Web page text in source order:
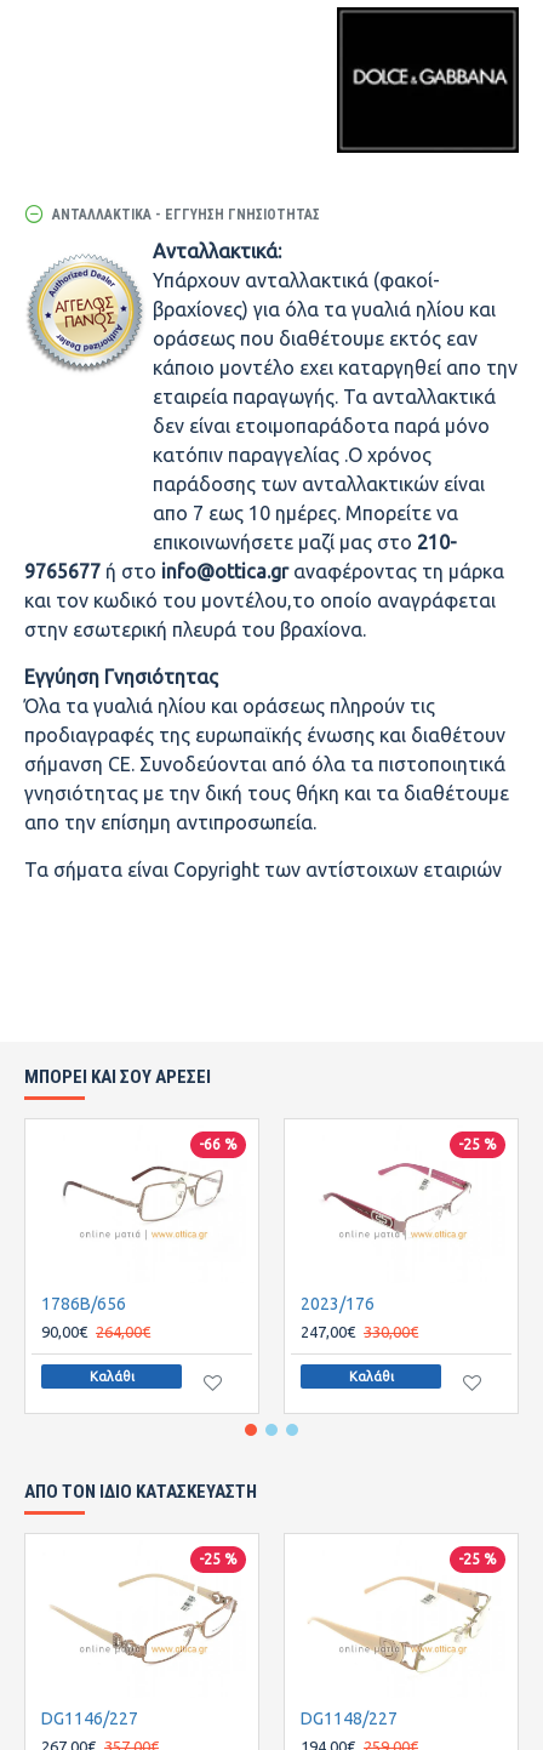
ΑΝΤΑΛΛΑΚΤΙΚΆ - ΕΓΓΎΗΣΗ ΓΝΗΣΙΌΤΗΤΑΣ
Ανταλλακτικά:
Υπάρχουν ανταλλακτικά (φακοί-
βραχίονες) για όλα τα γυαλιά ηλίου και
οράσεως που διαθέτουμε εκτός εαν
κάποιο μοντέλο εχει καταργηθεί απο την
εταιρεία παραγωγής. Τα ανταλλακτικά
δεν είναι ετοιμοπαράδοτα παρά μόνο
κατόπιν παραγγελίας .Ο χρόνος
παράδοσης των ανταλλακτικών είναι
απο 7 εως 10 ημέρες. Μπορείτε να
επικοινωνήσετε μαζί μας στο 210-
9765677 ή στο info@ottica.gr αναφέροντας τη μάρκα
και τον κωδικό του μοντέλου,το οποίο αναγράφεται
στην εσωτερική πλευρά του βραχίονα.
Εγγύηση Γνησιότητας
Όλα τα γυαλιά ηλίου και οράσεως πληρούν τις
προδιαγραφές της ευρωπαϊκής ένωσης και διαθέτουν
σήμανση CE. Συνοδεύονται από όλα τα πιστοποιητικά
γνησιότητας με την δική τους θήκη και τα διαθέτουμε
απο την επίσημη αντιπροσωπεία.
Τα σήματα είναι Copyright των αντίστοιχων εταιριών
ΜΠΟΡΕΙ ΚΑΙ ΣΟΥ ΑΡΕΣΕΙ
-66 %
1786B/656
90,00€ 264,00€
Καλάθι
-25 %
2023/176
247,00€ 330,00€
Καλάθι
ΑΠΌ ΤΟΝ ΊΔΙΟ ΚΑΤΑΣΚΕΥΑΣΤΉ
-25 %
DG1146/227
-25 %
DG1148/227